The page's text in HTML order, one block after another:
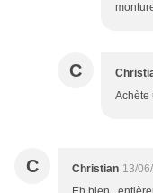
C
Achète
C Christian 13/